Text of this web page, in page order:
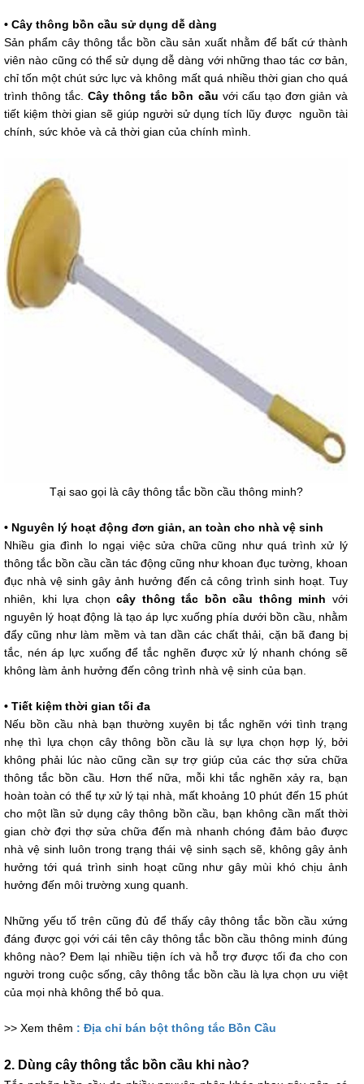
• Cây thông bồn cầu sử dụng dễ dàng
Sản phẩm cây thông tắc bồn cầu sản xuất nhằm để bất cứ thành
viên nào cũng có thể sử dụng dễ dàng với những thao tác cơ bản,
chỉ tốn một chút sức lực và không mất quá nhiều thời gian cho quá
trình thông tắc.Cây thông tắc bồn cầu với cấu tạo đơn giản và
tiết kiệm thời gian sẽ giúp người sử dụng tích lũy được nguồn tài
chính, sức khỏe và cả thời gian của chính mình.
Tại sao gọi là cây thông tắc bồn cầu thông minh?
• Nguyên lý hoạt động đơn giản, an toàn cho nhà vệ sinh
Nhiều gia đình lo ngại việc sửa chữa cũng như quá trình xử lý
thông tắc bồn cầu cần tác động cũng như khoan đục tường, khoan
đục nhà vệ sinh gây ảnh hưởng đến cả công trình sinh hoạt. Tuy
nhiên, khi lựa chọncây thông tắc bồn cầu thông minh với
nguyên lý hoạt động là tạo áp lực xuống phía dưới bồn cầu, nhằm
đẩy cũng như làm mềm và tan dần các chất thải, cặn bã đang bị
tắc, nén áp lực xuống để tắc nghẽn được xử lý nhanh chóng sẽ
không làm ảnh hưởng đến công trình nhà vệ sinh của bạn.
• Tiết kiệm thời gian tối đa
Nếu bồn cầu nhà bạn thường xuyên bị tắc nghẽn với tình trạng
nhẹ thì lựa chọn cây thông bồn cầu là sự lựa chọn hợp lý, bởi
không phải lúc nào cũng cần sự trợ giúp của các thợ sửa chữa
thông tắc bồn cầu. Hơn thế nữa, mỗi khi tắc nghẽn xảy ra, bạn
hoàn toàn có thể tự xử lý tại nhà, mất khoảng 10 phút đến 15 phút
cho một lần sử dụng cây thông bồn cầu, bạn không cần mất thời
gian chờ đợi thợ sửa chữa đến mà nhanh chóng đảm bảo được
nhà vệ sinh luôn trong trạng thái vệ sinh sạch sẽ, không gây ảnh
hưởng tới quá trình sinh hoạt cũng như gây mùi khó chịu ảnh
hưởng đến môi trường xung quanh.
Những yếu tố trên cũng đủ để thấy cây thông tắc bồn cầu xứng
đáng được gọi với cái tên cây thông tắc bồn cầu thông minh đúng
không nào? Đem lại nhiều tiện ích và hỗ trợ được tối đa cho con
người trong cuộc sống, cây thông tắc bồn cầu là lựa chọn ưu việt
của mọi nhà không thể bỏ qua.
>> Xem thêm : Địa chỉ bán bột thông tắc Bồn Cầu
2. Dùng cây thông tắc bồn cầu khi nào?